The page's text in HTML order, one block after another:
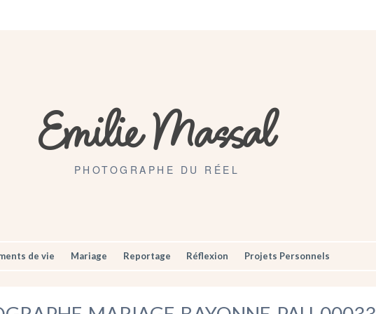
Emilie Massal
PHOTOGRAPHE DU RÉEL
de vie Mariage Reportage Réflexion Projets Personnels